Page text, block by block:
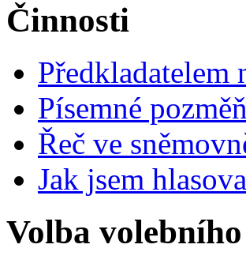
Činnosti
Předkladatelem
Písemné
Řeč ve
Jak jsem
Volba